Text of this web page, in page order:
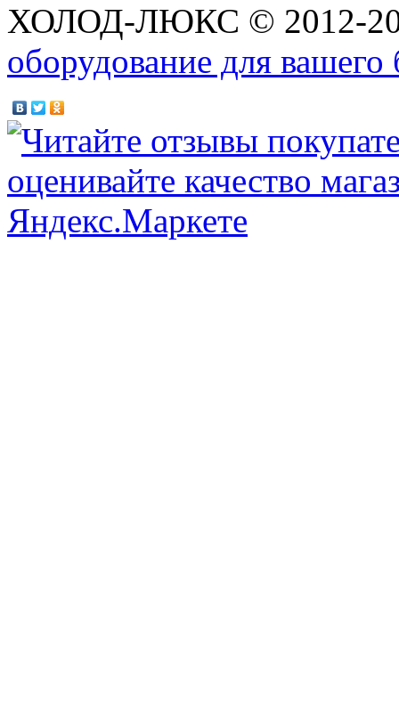
ХОЛОД-ЛЮКС © 2012-
оборудование для вашего